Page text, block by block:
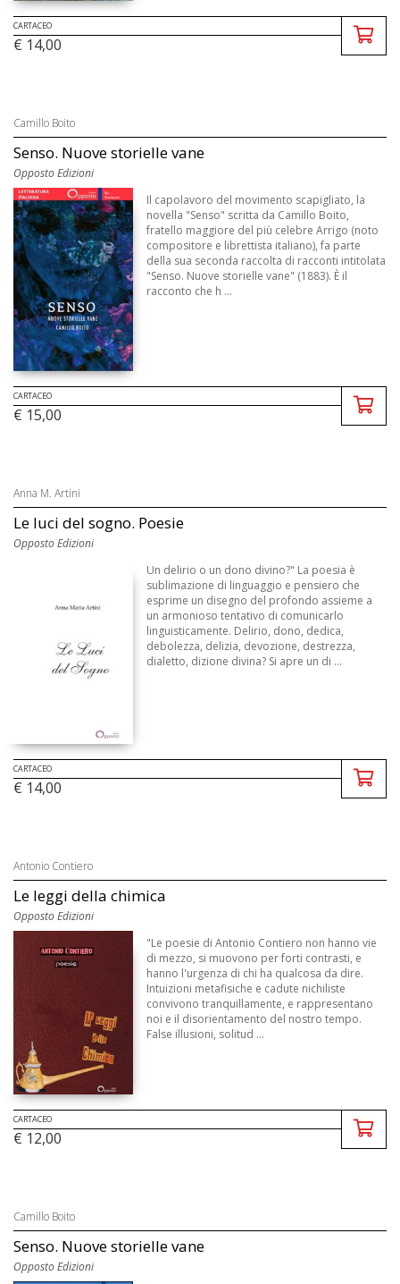
CARTACEO
€ 14,00
Camillo Boito
Senso. Nuove storielle vane
Opposto Edizioni
Il capolavoro del movimento scapigliato, la
novella "Senso" scritta da Camillo Boito,
fratello maggiore del più celebre Arrigo (noto
compositore e librettista italiano), fa parte
della sua seconda raccolta di racconti intitolata
"Senso. Nuove storielle vane" (1883). È il
racconto che h ...
CARTACEO
€ 15,00
Anna M. Artini
Le luci del sogno. Poesie
Opposto Edizioni
Un delirio o un dono divino?" La poesia è
sublimazione di linguaggio e pensiero che
esprime un disegno del profondo assieme a
un armonioso tentativo di comunicarlo
linguisticamente. Delirio, dono, dedica,
debolezza, delizia, devozione, destrezza,
dialetto, dizione divina? Si apre un di ...
CARTACEO
€ 14,00
Antonio Contiero
Le leggi della chimica
Opposto Edizioni
"Le poesie di Antonio Contiero non hanno vie
di mezzo, si muovono per forti contrasti, e
hanno l'urgenza di chi ha qualcosa da dire.
Intuizioni metafisiche e cadute nichiliste
convivono tranquillamente, e rappresentano
noi e il disorientamento del nostro tempo.
False illusioni, solitud ...
CARTACEO
€ 12,00
Camillo Boito
Senso. Nuove storielle vane
Opposto Edizioni